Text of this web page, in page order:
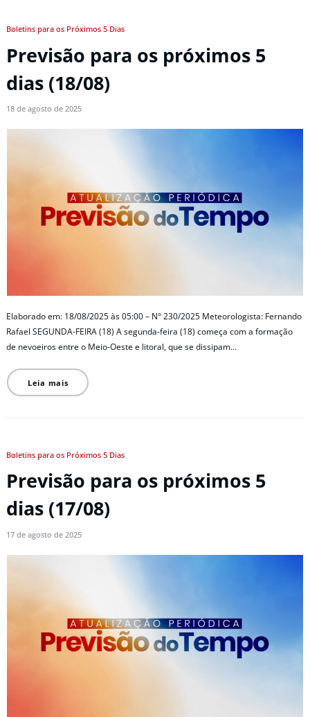
Boletins para os Próximos 5 Dias
Previsão para os próximos 5
dias (18/08)
18 de agosto de 2025
Elaborado em: 18/08/2025 às 05:00 – N° 230/2025 Meteorologista: Fernando
Rafael SEGUNDA-FEIRA (18) A segunda-feira (18) começa com a formação
de nevoeiros entre o Meio-Oeste e litoral, que se dissipam…
Leia mais
Boletins para os Próximos 5 Dias
Previsão para os próximos 5
dias (17/08)
17 de agosto de 2025